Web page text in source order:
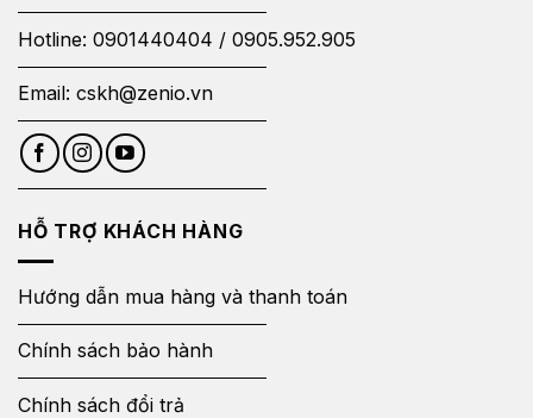
Hotline: 0901440404 / 0905.952.905
Email: cskh@zenio.vn
HỖ TRỢ KHÁCH HÀNG
Hướng dẫn mua hàng và thanh toán
Chính sách bảo hành
Chính sách đổi trả